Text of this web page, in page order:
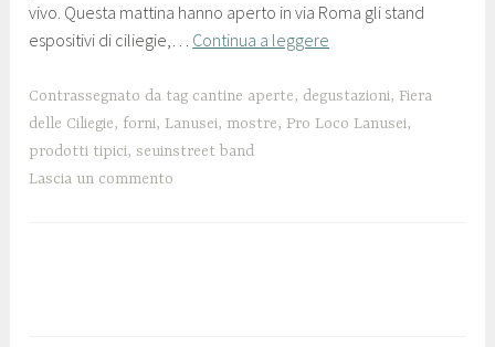
g
n
2
0
1
9
c
o
a
n
u
s
vivo. Questa mattina hanno aperto in via Roma gli stand
espositivi di ciliegie,… Continua a leggere
Contrassegnato da tag cantine aperte, degustazioni, Fiera
delle Ciliegie, forni, Lanusei, mostre, Pro Loco Lanusei,
prodotti tipici,seuinstreet band
Lascia un commento